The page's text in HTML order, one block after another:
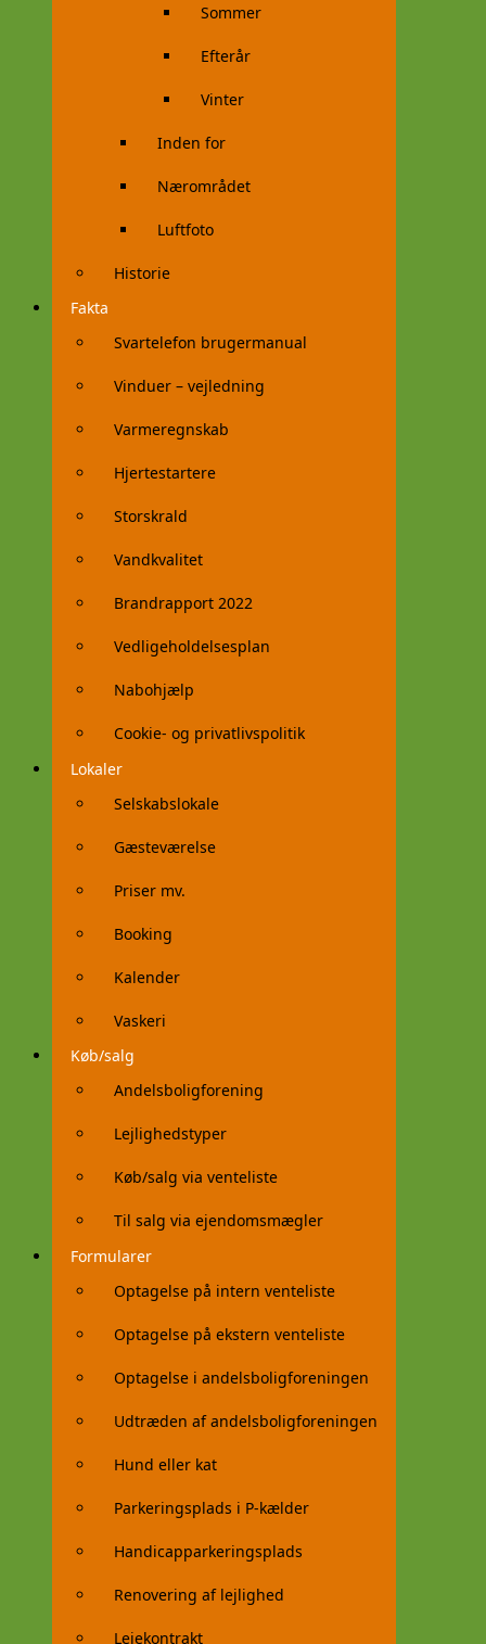
Sommer
Efterår
Vinter
Inden for
Nærområdet
Luftfoto
Historie
Fakta
Svartelefon brugermanual
Vinduer – vejledning
Varmeregnskab
Hjertestartere
Storskrald
Vandkvalitet
Brandrapport 2022
Vedligeholdelsesplan
Nabohjælp
Cookie- og privatlivspolitik
Lokaler
Selskabslokale
Gæsteværelse
Priser mv.
Booking
Kalender
Vaskeri
Køb/salg
Andelsboligforening
Lejlighedstyper
Køb/salg via venteliste
Til salg via ejendomsmægler
Formularer
Optagelse på intern venteliste
Optagelse på ekstern venteliste
Optagelse i andelsboligforeningen
Udtræden af andelsboligforeningen
Hund eller kat
Parkeringsplads i P-kælder
Handicapparkeringsplads
Renovering af lejlighed
Lejekontrakt